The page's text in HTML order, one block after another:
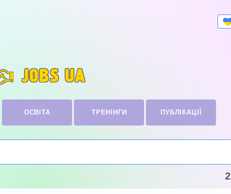
JOBS UA
ОСВІТА ТРЕНІНГИ ПУБЛІКАЦІЇ